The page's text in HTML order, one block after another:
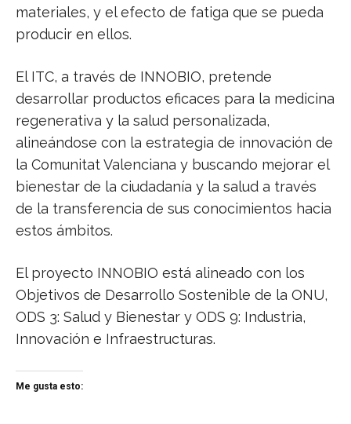
materiales, y el efecto de fatiga que se pueda
producir en ellos.
El ITC, a través de INNOBIO, pretende
desarrollar productos eficaces para la medicina
regenerativa y la salud personalizada,
alineándose con la estrategia de innovación de
la Comunitat Valenciana y buscando mejorar el
bienestar de la ciudadanía y la salud a través
de la transferencia de sus conocimientos hacia
estos ámbitos.
El proyecto INNOBIO está alineado con los
Objetivos de Desarrollo Sostenible de la ONU,
ODS 3: Salud y Bienestar y ODS 9: Industria,
Innovación e Infraestructuras.
Me gusta esto: